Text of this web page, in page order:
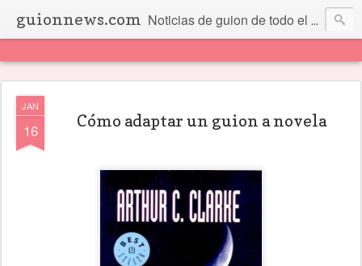
guionnews.com Noticias de guion de todo el mundo... Y más.
JAN
16 Cómo adaptar un guion a novela